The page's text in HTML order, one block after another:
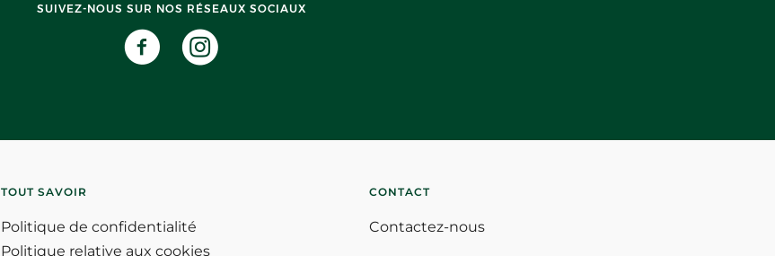
SUIVEZ-NOUS SUR NOS RÉSEAUX SOCIAUX
TOUT SAVOIR
Politique de confidentialité
Politique relative aux cookies
CONTACT
Contactez-nous